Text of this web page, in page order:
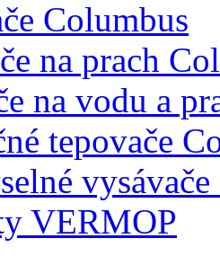
Columbus
na prach
na vodu a
tepovače
VERMOP